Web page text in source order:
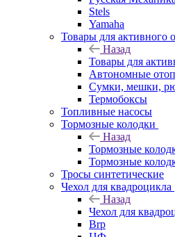
Stels
Yamaha
Товары для активного
Назад
Товары для
Автономные
Сумки, мешки,
Термобоксы
Топливные насосы
Тормозные колодки
Назад
Тормозные
Тормозные
Тросы синтетические
Чехол для квадроцикла
Назад
Чехол для
Brp